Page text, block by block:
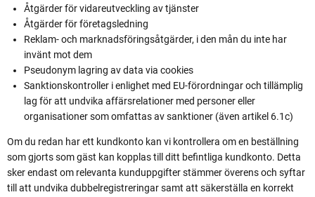
Åtgärder för vidareutveckling av tjänster
Åtgärder för företagsledning
Reklam- och marknadsföringsåtgärder, i den mån du inte har
invänt mot dem
Pseudonym lagring av data via cookies
Sanktionskontroller i enlighet med EU-förordningar och tillämplig
lag för att undvika affärsrelationer med personer eller
organisationer som omfattas av sanktioner (även artikel 6.1c)
Om du redan har ett kundkonto kan vi kontrollera om en beställning
som gjorts som gäst kan kopplas till ditt befintliga kundkonto. Detta
sker endast om relevanta kunduppgifter stämmer överens och syftar
till att undvika dubbelregistreringar samt att säkerställa en korrekt